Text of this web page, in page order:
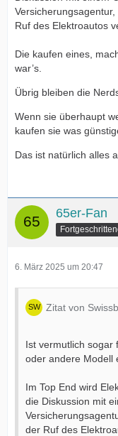
Ruf des Elektroautos
Die kaufen eines,
war’s.
Übrig bleiben die
Wenn sie überhaupt
kaufen sie was
Das ist natürlich alles
65er-Fan
6. März 2025 um 20:47
Zitat von
Ist vermutlich sogar
oder andere Modell
Im Top End wird
die Diskussion mit
der Ruf des